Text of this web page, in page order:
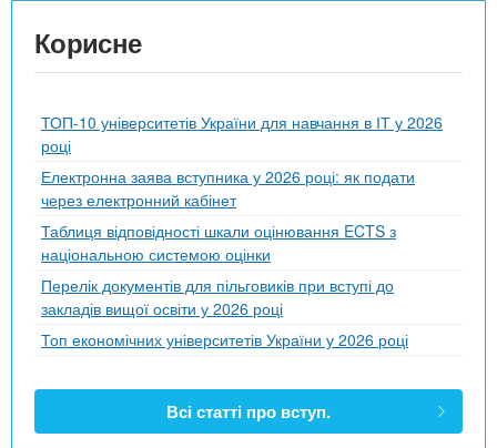
Корисне
ТОП-10 університетів України для навчання в ІТ у 2026
році
Електронна заява вступника у 2026 році: як подати
через електронний кабінет
Таблиця відповідності шкали оцінювання ECTS з
національною системою оцінки
Перелік документів для пільговиків при вступі до
закладів вищої освіти у 2026 році
Топ економічних університетів України у 2026 році
Всі статті про вступ.